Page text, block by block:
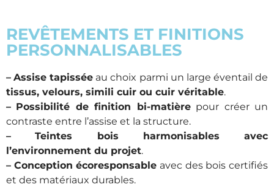
REVÊTEMENTS ET FINITIONS
PERSONNALISABLES
– Assise tapissée au choix parmi un large éventail de
tissus, velours, simili cuir ou cuir véritable.
– Possibilité de finition bi-matièrepour créer un
contraste entre l’assise et la structure.
–
Teintes bois harmonisables avec
l’environnement du projet.
– Conception écoresponsable avec des bois certifiés
et des matériaux durables.